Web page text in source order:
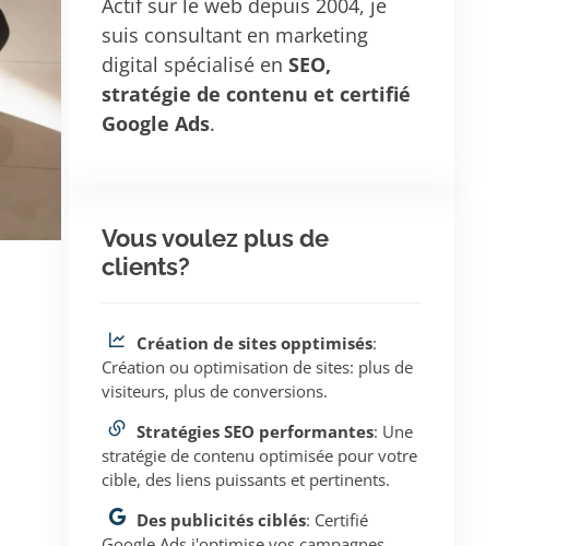
Actif sur le web depuis 2004, je
suis consultant en marketing
digital spécialisé en SEO,
stratégie de contenu et certifié
Google Ads.
Vous voulez plus de
clients?
Création de sites opptimisés:
Création ou optimisation de sites: plus de
visiteurs, plus de conversions.
Stratégies SEO performantes: Une
stratégie de contenu optimisée pour votre
cible, des liens puissants et pertinents.
Des publicités ciblés: Certifié